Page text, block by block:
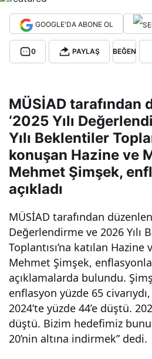
GOOGLE'DA ABONE OL
0 PAYLAŞ BEĞEN
MÜSİAD tarafından
‘2025 Yılı
Yılı Beklentiler
konuşan Hazine ve
Mehmet Şimşek,
açıkladı
MÜSİAD tarafından
Değerlendirme ve 2026 Yılı
Toplantısı’na katılan Hazine
Mehmet Şimşek,
açıklamalarda bulundu.
enflasyon yüzde 65
2024’te yüzde 44’e düştü.
düştü. Bizim hedefimiz bunu
20’nin altına indirmek” dedi.
Mali
ye
anı
Lütf
i
n:
Tür
kiye’
nin
Varsayılana
dön